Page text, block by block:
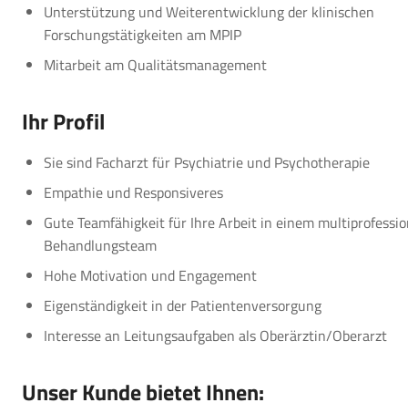
Unterstützung und Weiter­entwicklung der klinischen
Forschungs­tätigkeiten am MPIP
Mitarbeit am Qualitäts­management
Ihr Profil
Sie sind Facharzt für Psychiatrie und Psychotherapie
Empathie und Responsiveres
Gute Teamfähigkeit für Ihre Arbeit in einem
Behandlungsteam
Hohe Motivation und Engagement
Eigenständigkeit in der Patientenversorgung
Interesse an Leitungsaufgaben als Oberärztin/Oberarzt
Unser Kunde bietet Ihnen: